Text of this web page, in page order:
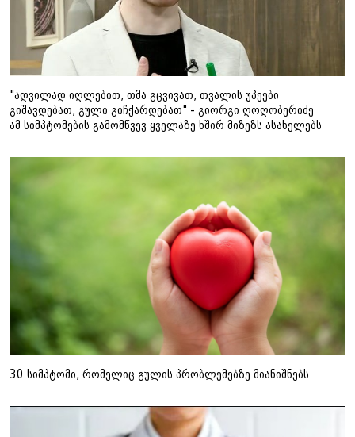
"ადვილად იღლებით, თმა გცვივათ, თვალის უპეები
გიშავდებათ, გული გიჩქარდებათ" - გიორგი ღოღობერიძე
ამ სიმპტომების გამომწვევ ყველაზე ხშირ მიზეზს ასახელებს
30 სიმპტომი, რომელიც გულის პრობლემებზე მიანიშნებს